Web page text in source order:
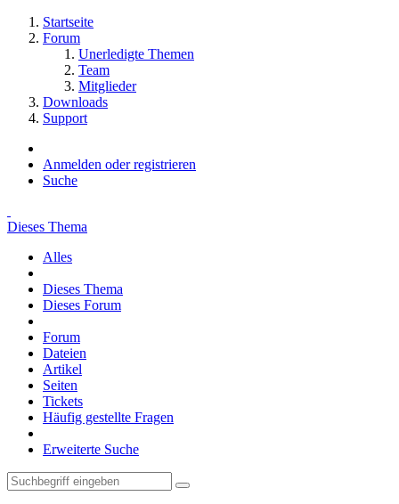
Startseite
Forum
Unerledigte Themen
Team
Mitglieder
Downloads
Support
Anmelden oder registrieren
Suche
Dieses Thema
Alles
Dieses Thema
Dieses Forum
Forum
Dateien
Artikel
Seiten
Tickets
Häufig gestellte Fragen
Erweiterte Suche